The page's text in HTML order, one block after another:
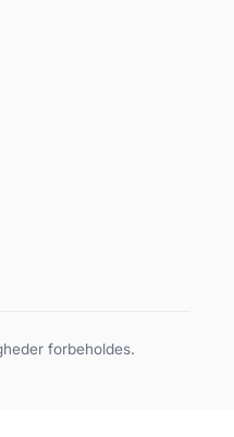
forbeholdes.